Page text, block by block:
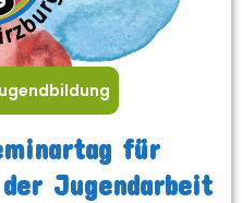
für
Jugendarbeit